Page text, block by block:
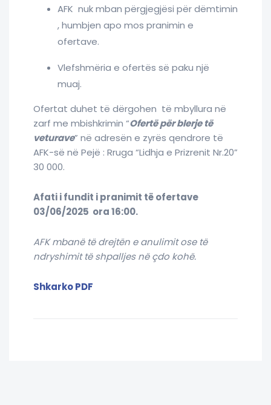
AFK nuk mban përgjegjësi për dëmtimin
, humbjen apo mos pranimin e
ofertave.
Vlefshmëria e ofertës së paku një
muaj.
Ofertat duhet të dërgohen të mbyllura në
zarf me mbishkrimin “Ofertë për blerje të
veturave” në adresën e zyrës qendrore të
AFK-së në Pejë : Rruga “Lidhja e Prizrenit Nr.20”
30 000.
Afati i fundit i pranimit të ofertave
03/06/2025 ora 16:00.
AFK mbanë të drejtën e anulimit ose të
ndryshimit të shpalljes në çdo kohë.
Shkarko PDF